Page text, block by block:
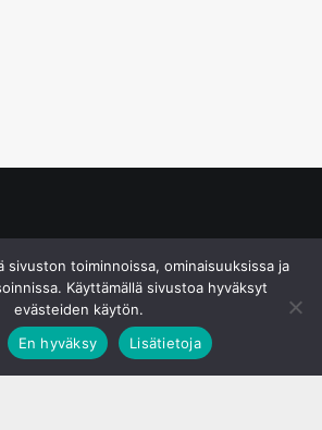
sivuston toiminnoissa, ominaisuuksissa ja
Käyttämällä sivustoa hyväksyt
evästeiden käytön.
En hyväksy Lisätietoja